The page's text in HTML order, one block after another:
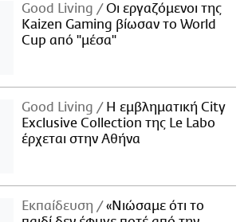
Good Living
Οι εργαζόμενοι της
Kaizen Gaming βίωσαν το World
Cup από "μέσα"
Good Living
Η εμβληματική City
Exclusive Collection της Le Labo
έρχεται στην Αθήνα
Εκπαίδευση
«Νιώσαμε ότι το